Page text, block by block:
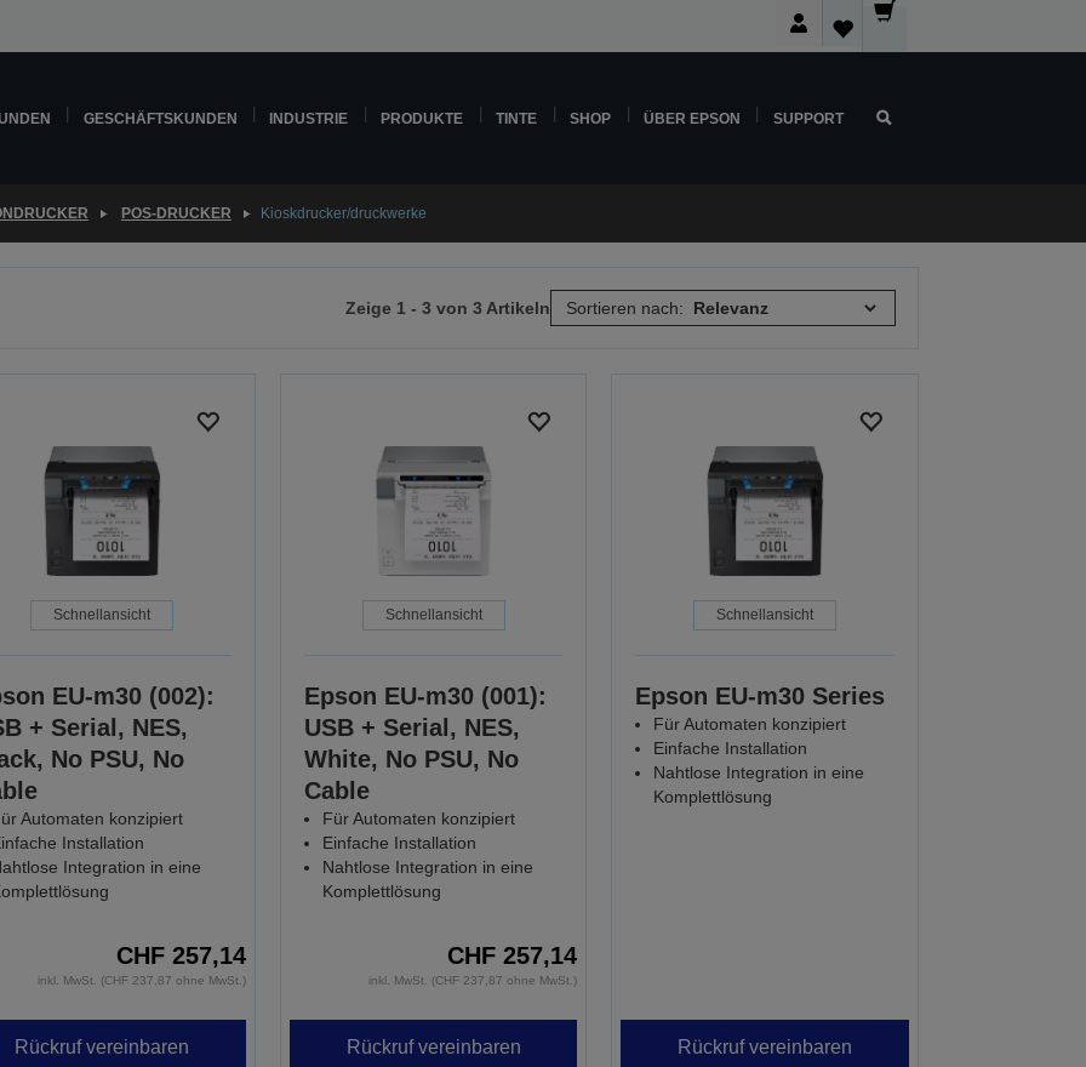
GESCHÄFTSKUNDEN INDUSTRIE PRODUKTE TINTE SHOP ÜBER EPSON SUPPORT
POS-DRUCKER Kioskdrucker/druckwerke
Zeige 1 - 3 von 3 Artikeln Sortieren nach:
Schnellansicht
EU-m30 (002):
+ Serial, NES,
No PSU, No
Automaten konzipiert
Installation
Integration in eine
CHF 257,14
inkl. MwSt. (CHF 237,87 ohne MwSt.)
Rückruf vereinbaren
Schnellansicht
Epson EU-m30 (001):
USB + Serial, NES,
White, No PSU, No
Cable
Für Automaten konzipiert
Einfache Installation
Nahtlose Integration in eine
Komplettlösung
CHF 257,14
inkl. MwSt. (CHF 237,87 ohne MwSt.)
Rückruf vereinbaren
Schnellansicht
Epson EU-m30 Series
Für Automaten konzipiert
Einfache Installation
Nahtlose Integration in eine
Komplettlösung
Rückruf vereinbaren